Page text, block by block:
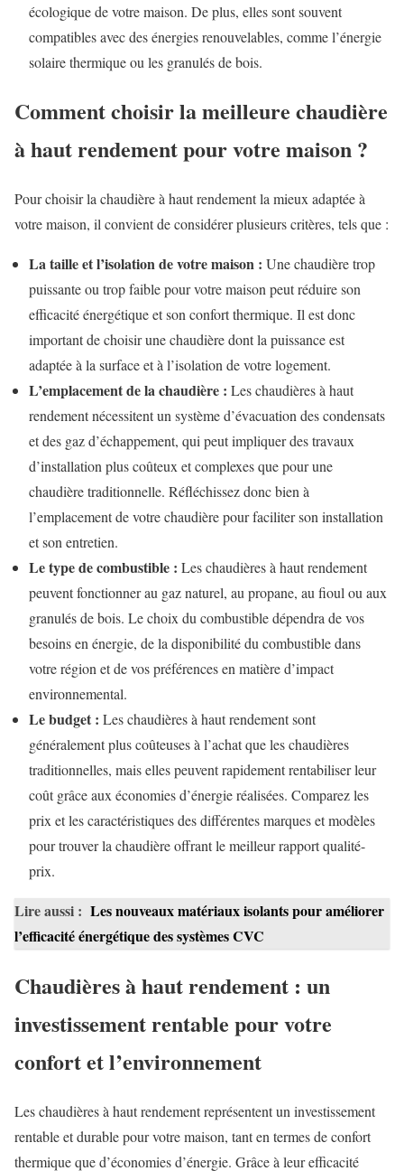
écologique de votre maison. De plus, elles sont souvent
compatibles avec des énergies renouvelables, comme l’énergie
solaire thermique ou les granulés de bois.
Comment choisir la meilleure chaudière
à haut rendement pour votre maison ?
Pour choisir la chaudière à haut rendement la mieux adaptée à
votre maison, il convient de considérer plusieurs critères, tels que :
La taille et l’isolation de votre maison : Une chaudière trop
puissante ou trop faible pour votre maison peut réduire son
efficacité énergétique et son confort thermique. Il est donc
important de choisir une chaudière dont la puissance est
adaptée à la surface et à l’isolation de votre logement.
L’emplacement de la chaudière : Les chaudières à haut
rendement nécessitent un système d’évacuation des condensats
et des gaz d’échappement, qui peut impliquer des travaux
d’installation plus coûteux et complexes que pour une
chaudière traditionnelle. Réfléchissez donc bien à
l’emplacement de votre chaudière pour faciliter son installation
et son entretien.
Le type de combustible : Les chaudières à haut rendement
peuvent fonctionner au gaz naturel, au propane, au fioul ou aux
granulés de bois. Le choix du combustible dépendra de vos
besoins en énergie, de la disponibilité du combustible dans
votre région et de vos préférences en matière d’impact
environnemental.
Le budget : Les chaudières à haut rendement sont
généralement plus coûteuses à l’achat que les chaudières
traditionnelles, mais elles peuvent rapidement rentabiliser leur
coût grâce aux économies d’énergie réalisées. Comparez les
prix et les caractéristiques des différentes marques et modèles
pour trouver la chaudière offrant le meilleur rapport qualité-
prix.
Lire aussi : Les nouveaux matériaux isolants pour améliorer
l’efficacité énergétique des systèmes CVC
Chaudières à haut rendement : un
investissement rentable pour votre
confort et l’environnement
Les chaudières à haut rendement représentent un investissement
rentable et durable pour votre maison, tant en termes de confort
thermique que d’économies d’énergie. Grâce à leur efficacité